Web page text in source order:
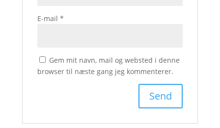
E-mail *
Gem mit navn, mail og websted i denne
browser til næste gang jeg kommenterer.